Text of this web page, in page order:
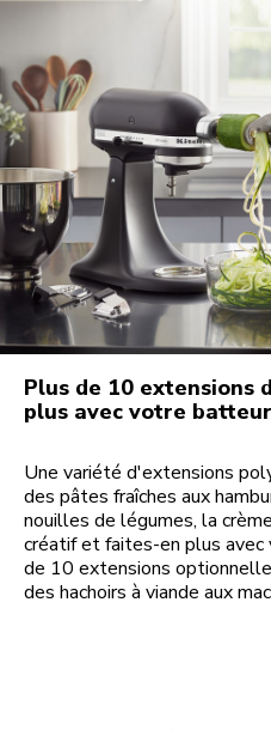
Plus de 10 extensions
plus avec votre batteur
Une variété d'extensions
des pâtes fraîches aux
nouilles de légumes, la
créatif et faites-en plus
de 10 extensions
des hachoirs à viande aux